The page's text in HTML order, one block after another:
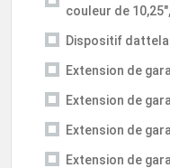
couleur de
Dispositif
Extension de
Extension de
Extension de
Extension de